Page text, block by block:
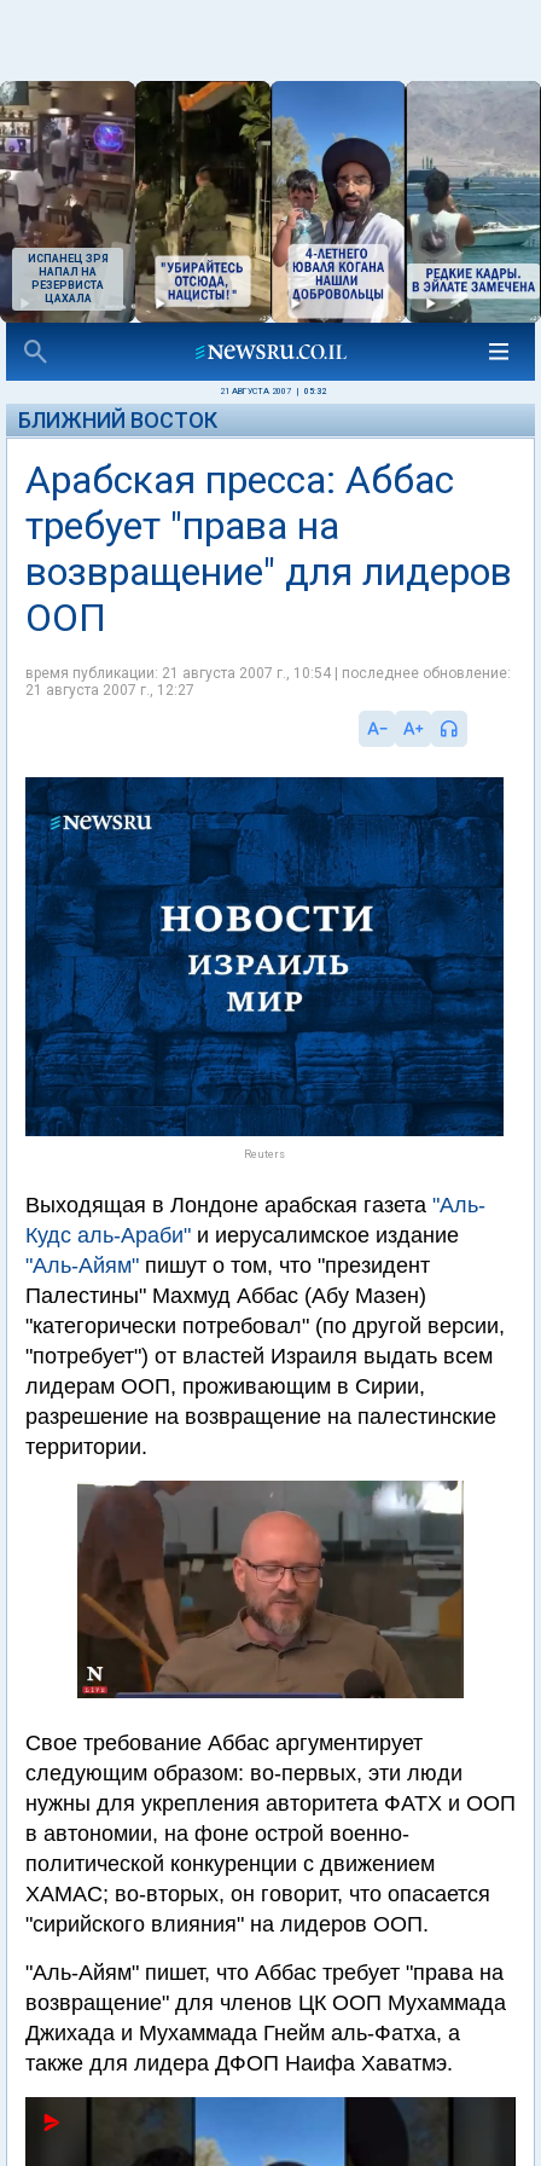
ИСПАНЕЦ ЗРЯ
НАПАЛ НА
РЕЗЕРВИСТА
ЦАХАЛА
21 АВГУСТА 2007 05:32
БЛИЖНИЙ ВОСТОК
Арабская пресса: Аббас
требует "права на
возвращение" для лидеров
ООП
время публикации: 21 августа 2007 г., 10:54 | последнее обновление:
21 августа 2007 г., 12:27
Reuters
Выходящая в Лондоне арабская газета "Аль-
Кудс аль-Араби" и иерусалимское издание
"Аль-Айям" пишут о том, что "президент
Палестины" Махмуд Аббас (Абу Мазен)
"категорически потребовал" (по другой версии,
"потребует") от властей Израиля выдать всем
лидерам ООП, проживающим в Сирии,
разрешение на возвращение на палестинские
территории.
Свое требование Аббас аргументирует
следующим образом: во-первых, эти люди
нужны для укрепления авторитета ФАТХ и ООП
в автономии, на фоне острой военно-
политической конкуренции с движением
ХАМАС; во-вторых, он говорит, что опасается
"сирийского влияния" на лидеров ООП.
"Аль-Айям" пишет, что Аббас требует "права на
возвращение" для членов ЦК ООП Мухаммада
Джихада и Мухаммада Гнейм аль-Фатха, а
также для лидера ДФОП Наифа Хаватмэ.